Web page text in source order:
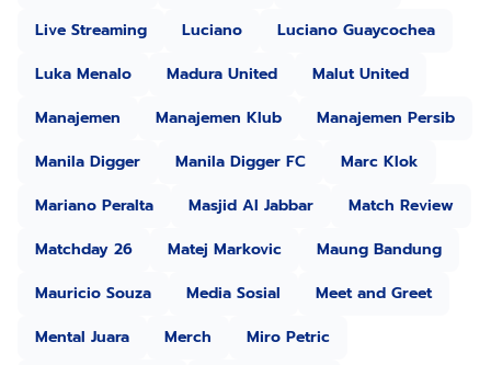
Live Streaming
Luciano
Luciano Guaycochea
Luka Menalo
Madura United
Malut United
Manajemen
Manajemen Klub
Manajemen Persib
Manila Digger
Manila Digger FC
Marc Klok
Mariano Peralta
Masjid Al Jabbar
Match Review
Matchday 26
Matej Markovic
Maung Bandung
Mauricio Souza
Media Sosial
Meet and Greet
Mental Juara
Merch
Miro Petric